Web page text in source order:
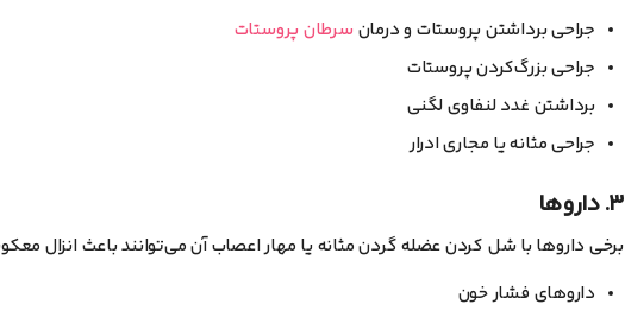
جراحی برداشتن پروستات و درمان سرطان پروستات
جراحی بزرگ‌کردن پروستات
برداشتن غدد لنفاوی لگنی
جراحی مثانه یا مجاری ادرار
۳. داروها
برخی داروها با شل کردن عضله گردن مثانه یا مهار اعصاب آن می‌توانند باعث انزال
داروهای فشار خون